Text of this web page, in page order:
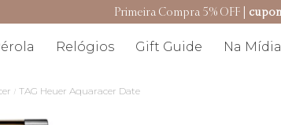
Resgate seu cashback
Relógios Gift Guide Na Mídia
TAG Heuer Aquaracer Date